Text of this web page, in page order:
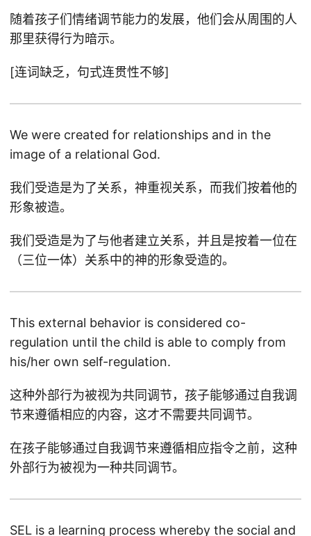
随着孩子们情绪调节能力的发展，他们会从周围的人
那里获得行为暗示。
[连词缺乏，句式连贯性不够]
We were created for relationships and in the
image of a relational God.
我们受造是为了关系，神重视关系，而我们按着他的
形象被造。
我们受造是为了与他者建立关系，并且是按着一位在
（三位一体）关系中的神的形象受造的。
This external behavior is considered co-
regulation until the child is able to comply from
his/her own self-regulation.
这种外部行为被视为共同调节，孩子能够通过自我调
节来遵循相应的内容，这才不需要共同调节。
在孩子能够通过自我调节来遵循相应指令之前，这种
外部行为被视为一种共同调节。
SEL is a learning process whereby the social and